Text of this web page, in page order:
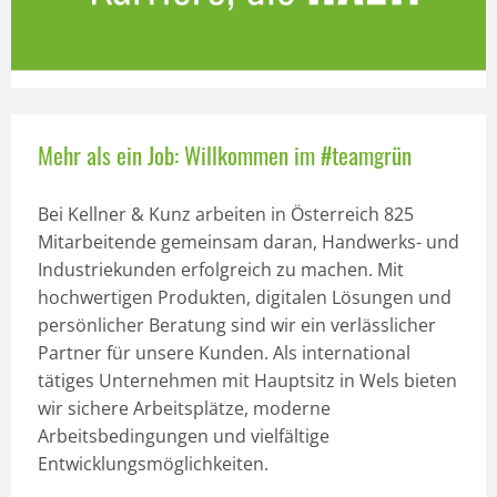
Mehr als ein Job: Willkommen im #teamgrün
Bei Kellner & Kunz arbeiten in Österreich 825
Mitarbeitende gemeinsam daran, Handwerks- und
Industriekunden erfolgreich zu machen. Mit
hochwertigen Produkten, digitalen Lösungen und
persönlicher Beratung sind wir ein verlässlicher
Partner für unsere Kunden. Als international
tätiges Unternehmen mit Hauptsitz in Wels bieten
wir sichere Arbeitsplätze, moderne
Arbeitsbedingungen und vielfältige
Entwicklungsmöglichkeiten.